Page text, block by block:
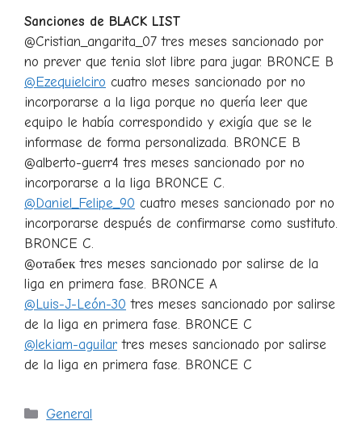
Sanciones de BLACK LIST
@Cristian_angarita_07 tres meses sancionado por
no prever que tenia slot libre para jugar. BRONCE B
@Ezequielciro cuatro meses sancionado por no
incorporarse a la liga porque no quería leer que
equipo le había correspondido y exigía que se le
informase de forma personalizada. BRONCE B
@alberto-guerr4 tres meses sancionado por no
incorporarse a la liga BRONCE C.
@Daniel_Felipe_90 cuatro meses sancionado por no
incorporarse después de confirmarse como sustituto.
BRONCE C.
@отабек tres meses sancionado por salirse de la
liga en primera fase. BRONCE A
@Luis-J-León-30 tres meses sancionado por salirse
de la liga en primera fase. BRONCE C
@lekiam-aguilar tres meses sancionado por salirse
de la liga en primera fase. BRONCE C
Categorías
General